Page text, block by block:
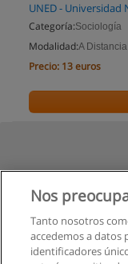
UNED - Universidad
Categoría:Sociología
Modalidad:A Distancia
Precio: 13 euros
Nos
Tanto nosotros
accedemos a datos
identificadores